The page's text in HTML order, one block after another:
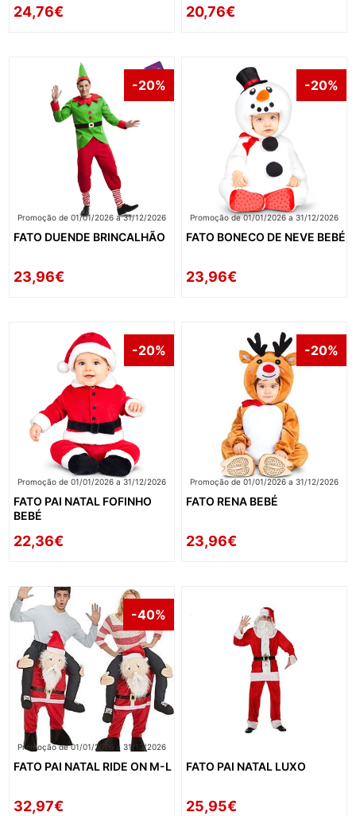
24,76€ 20,76€
-20%
Promoção de 01/01/2026 a 31/12/2026
FATO DUENDE BRINCALHÃO
23,96€
-20%
Promoção de 01/01/2026 a 31/12/2026
FATO BONECO DE NEVE BEBÉ
23,96€
-20%
Promoção de 01/01/2026 a 31/12/2026
FATO PAI NATAL FOFINHO
BEBÉ
22,36€
-20%
Promoção de 01/01/2026 a 31/12/2026
FATO RENA BEBÉ
23,96€
-40%
Promoção de 01/01/2026 a 31/12/2026
FATO PAI NATAL RIDE ON M-L
32,97€
FATO PAI NATAL LUXO
25,95€